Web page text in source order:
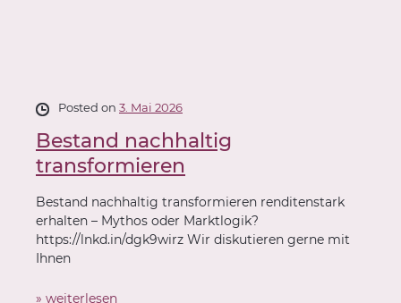
Bestand nachhaltig
transformieren
Posted on 3. Mai 2026
Bestand nachhaltig transformieren renditenstark
erhalten – Mythos oder Marktlogik?
https://lnkd.in/dgk9wirz Wir diskutieren gerne mit
Ihnen
» weiterlesen